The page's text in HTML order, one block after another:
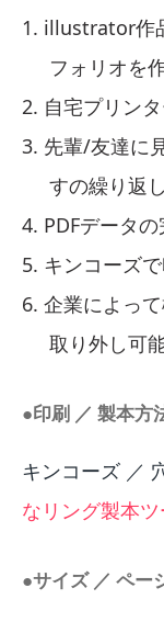
illustrator作
フォリオを
自宅プリン
先輩/友達に
すの繰り返し
PDFデータ
キンコーズ
企業によっ
取り外し可
●印刷 ／ 製本方
キンコーズ ／
なリング製本
●サイズ ／ ペー